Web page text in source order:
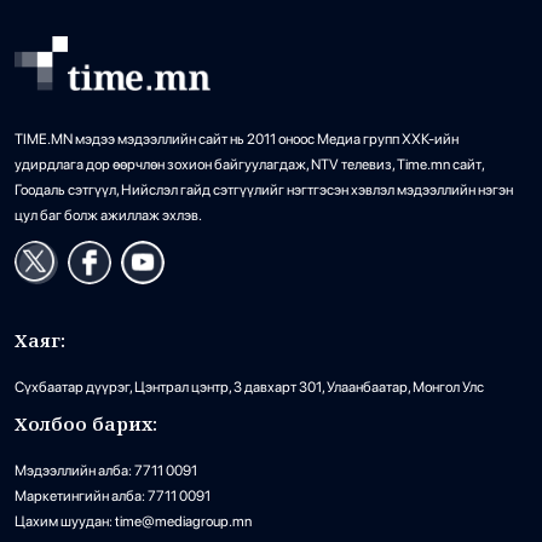
TIME.MN мэдээ мэдээллийн сайт нь 2011 оноос Медиа групп ХХК-ийн
удирдлага дор өөрчлөн зохион байгуулагдаж, NTV телевиз, Time.mn сайт,
Гоодаль сэтгүүл, Нийслэл гайд сэтгүүлийг нэгтгэсэн хэвлэл мэдээллийн нэгэн
цул баг болж ажиллаж эхлэв.
Хаяг:
Сүхбаатар дүүрэг, Цэнтрал цэнтр, 3 давхарт 301, Улаанбаатар, Монгол Улс
Холбоо барих:
Мэдээллийн алба: 7711 0091
Маркетингийн алба: 7711 0091
Цахим шуудан: time@mediagroup.mn